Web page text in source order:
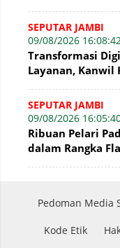
SEPUTAR JAMBI
09/08/2026 16:08:42
Transformasi
Layanan, Kanwil
SEPUTAR JAMBI
09/08/2026
Ribuan Pelari
dalam Rangka
Pedoman Media
Kode Etik